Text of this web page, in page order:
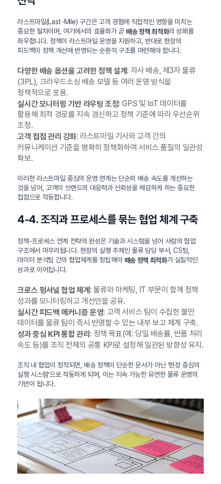
라스트마일(Last-Mile) 구간은 고객 경험에 직접적인 영향을 미치는
중요한 절차이며, 여기에서의 효율화가 곧 배송 정책 최적화의 성패를
좌우합니다. 정책이 라스트마일 운영을 지원하고, 반대로 현장의
피드백이 정책 개선에 반영되는 순환적 구조를 마련해야 합니다.
다양한 배송 옵션을 고려한 정책 설계 : 자사 배송, 제3자 물류
(3PL), 크라우드소싱 배송 모델 등 여러 운영 방식을
정책적으로 포용.
실시간 모니터링 기반 라우팅 조정: GPS 및 IoT 데이터를
활용해 최적 경로를 지속 갱신하고 정책 기준에 따라 우선순위
조정.
고객 접점 관리 강화: 라스트마일 기사와 고객 간의
커뮤니케이션 기준을 명확히 정책화하여 서비스 품질의 일관성
확보.
이러한 라스트마일 중심의 운영 연계는 단순히 배송 속도를 개선하는
것을 넘어, 고객이 브랜드의 대응력과 신뢰성을 체감하게 하는 중요한
접점으로 작동합니다.
4-4. 조직과 프로세스를 묶는 협업 체계 구축
정책-프로세스 연계 전략의 완성은 기술과 시스템을 넘어 사람의 협업
구조에서 마무리됩니다. 현장의 실행 주체인 물류 담당 부서, CS팀,
데이터 분석팀 간의 협업체계를 정립해야 배송 정책 최적화가 실질적인
성과로 이어집니다.
크로스 펑셔널 협업 체계 : 물류와 마케팅, IT 부문이 함께 정책
성과를 모니터링하고 개선안을 공유.
실시간 피드백 메커니즘 운영: 고객 서비스 팀이 수집한 불만
데이터를 물류 팀이 즉시 반영할 수 있는 내부 보고 체계 구축.
성과 중심 KPI 통합 관리 : 정책 목표(예: 당일 배송률, 반품 처리
속도 등)를 조직 전체의 공통 KPI로 설정해 일관된 방향성 유지.
조직 내 협업이 정착되면, 배송 정책이 단순한 문서가 아닌 ‘현장 중심의
실행 시스템’으로 작동하게 되며, 이는 지속 가능한 유연한 물류 운영의
기반이 됩니다.